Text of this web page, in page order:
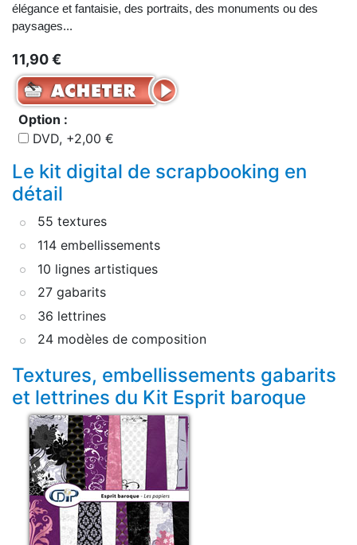
élégance et fantaisie, des portraits, des monuments ou des
paysages...
11,90 €
Option :
DVD, +2,00 €
Le kit digital de scrapbooking en
détail
55 textures
114 embellissements
10 lignes artistiques
27 gabarits
36 lettrines
24 modèles de composition
Textures, embellissements gabarits
et lettrines du Kit Esprit baroque